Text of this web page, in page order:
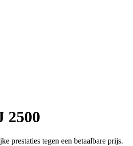
2500
prestaties tegen een betaalbare prijs.